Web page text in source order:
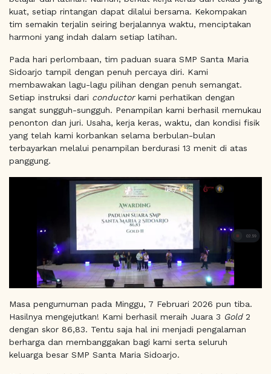
kuat, setiap rintangan dapat dilalui bersama. Kekompakan
tim semakin terjalin seiring berjalannya waktu, menciptakan
harmoni yang indah dalam setiap latihan.
Pada hari perlombaan, tim paduan suara SMP Santa Maria
Sidoarjo tampil dengan penuh percaya diri. Kami
membawakan lagu-lagu pilihan dengan penuh semangat.
Setiap instruksi dari conductorkami perhatikan dengan
sangat sungguh-sungguh. Penampilan kami berhasil memukau
penonton dan juri. Usaha, kerja keras, waktu, dan kondisi fisik
yang telah kami korbankan selama berbulan-bulan
terbayarkan melalui penampilan berdurasi 13 menit di atas
panggung.
Masa pengumuman pada Minggu, 7 Februari 2026 pun tiba.
Hasilnya mengejutkan! Kami berhasil meraih Juara 3 Gold2
dengan skor 86,83. Tentu saja hal ini menjadi pengalaman
berharga dan membanggakan bagi kami serta seluruh
keluarga besar SMP Santa Maria Sidoarjo.